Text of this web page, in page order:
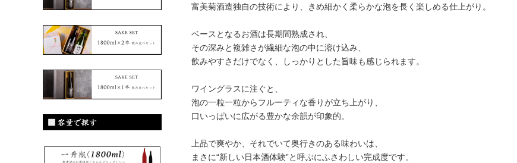
富美菊酒造独自の技術により、きめ細かく柔らかな泡を長く楽しめる仕上がり。
ベースとなるお酒は長期間熟成され、
その深みと複雑さが繊細な泡の中に溶け込み、
飲みやすさだけでなく、しっかりとした旨味も感じられます。
ワイングラスに注ぐと、
泡の一粒一粒からフルーティな香りが立ち上がり、
口いっぱいに広がる豊かな余韻が印象的。
上品で爽やか、それでいて奥行きのある味わいは、
まさに“新しい日本酒体験”と呼ぶにふさわしい完成度です。